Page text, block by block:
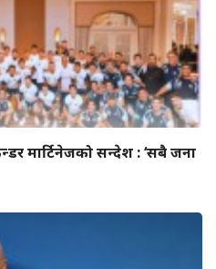
मार्टिनेजको सन्देश : ‘सबै जना